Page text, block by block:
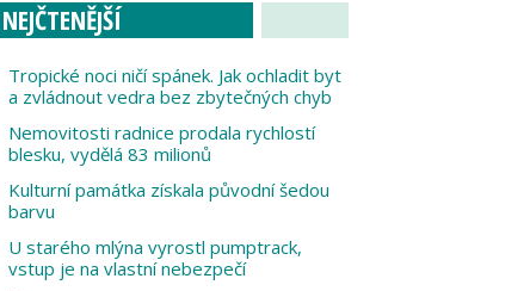
NEJČTENĚJŠÍ
Tropické noci ničí spánek. Jak ochladit byt
a zvládnout vedra bez zbytečných chyb
Nemovitosti radnice prodala rychlostí
blesku, vydělá 83 milionů
Kulturní památka získala původní šedou
barvu
U starého mlýna vyrostl pumptrack,
vstup je na vlastní nebezpečí